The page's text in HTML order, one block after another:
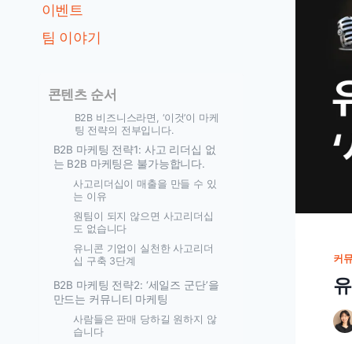
커
이벤트
팀 이야기
콘텐츠 순서
B2B 비즈니스라면, ‘이것’이 마케
팅 전략의 전부입니다.
B2B 마케팅 전략1: 사고 리더십 없
는 B2B 마케팅은 불가능합니다.
사고리더십이 매출을 만들 수 있
는 이유
원팀이 되지 않으면 사고리더십
도 없습니다
유니콘 기업이 실천한 사고리더
십 구축 3단계
B2B 마케팅 전략2: ‘세일즈 군단’을
만드는 커뮤니티 마케팅
사람들은 판매 당하길 원하지 않
습니다